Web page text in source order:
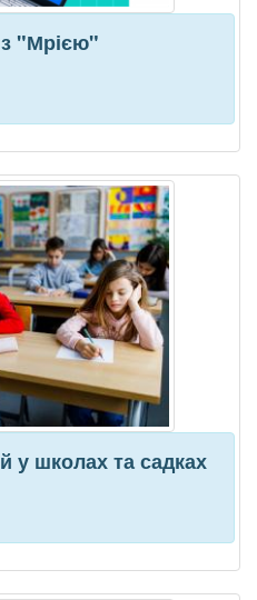
"Мрією"
у школах та садках